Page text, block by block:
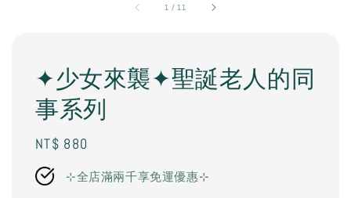
1 / 11
✦少女來襲✦聖誕老人的同
事系列
Regular
price
NT$ 880
⊹全店滿兩千享免運優惠⊹